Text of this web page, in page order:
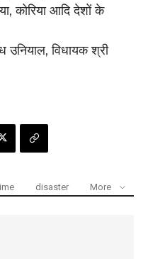
कोरिया आदि देशों के
उनियाल, विधायक श्री
disaster More